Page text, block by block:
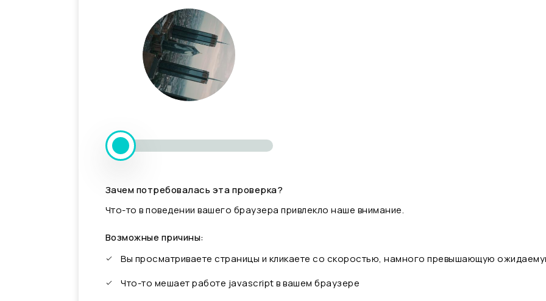
Зачем потребовалась эта проверка?
Что-то в поведении вашего браузера привлекло наше внимание.
Возможные причины:
Вы просматриваете страницы и кликаете со скоростью, намного превышающую
Что-то мешает работе javascript в вашем браузере